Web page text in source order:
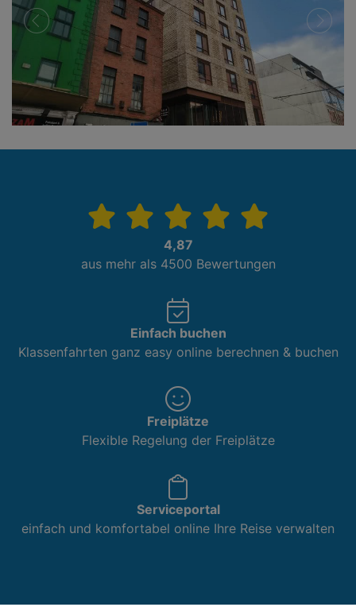
zurück weiter
4,87
aus mehr als 4500 Bewertungen
Einfach buchen
Klassenfahrten ganz easy online berechnen & buchen
Freiplätze
Flexible Regelung der Freiplätze
Serviceportal
einfach und komfortabel online Ihre Reise verwalten